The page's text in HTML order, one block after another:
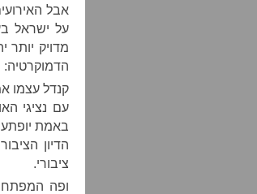
אבל
על ישראל
מדויק יותר
קנדל עצמו
עם נציגי
באמת
הדיון
ציבורי.
ופה